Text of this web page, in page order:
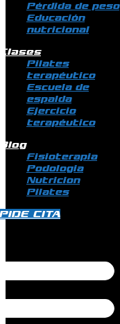
Pérdida de peso
Educación
nutricional
Pilates
terapéutico
Escuela de
espalda
Ejercicio
terapéutico
Fisioterapia
Podologia
Nutricion
Pilates
CITA